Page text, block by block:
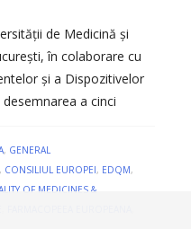
de Medicină și
în colaborare cu
și a Dispozitivelor
a cinci
, GENERAL
, CONSILIUL EUROPEI, EDQM,
OF MEDICINES &